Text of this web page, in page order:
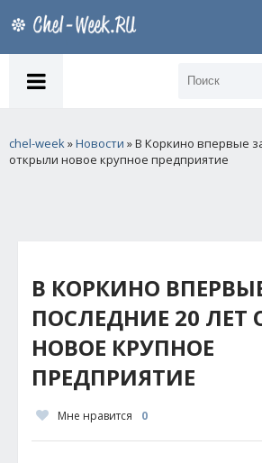
chel-week»Новости » В Коркино впервые
открыли новое крупное предприятие
В КОРКИНО
ПОСЛЕДНИЕ 20 ЛЕТ
НОВОЕ КРУПНОЕ
ПРЕДПРИЯТИЕ
Мне нравится 0